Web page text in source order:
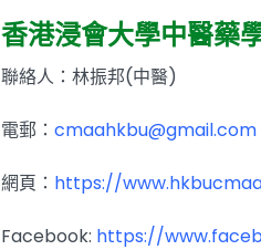
香港浸會大學中醫藥
聯絡人：林振邦(中醫)
電郵： cmaahkbu@gmail.com
網頁： https://
Facebook: https://